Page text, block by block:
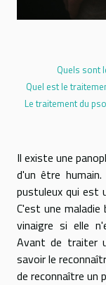
Quels sont
Quel est le
Le traitement du
Il existe une
d'un être
pustuleux qui est
C'est une
vinaigre si elle
Avant de traiter
savoir le
de reconnaître un